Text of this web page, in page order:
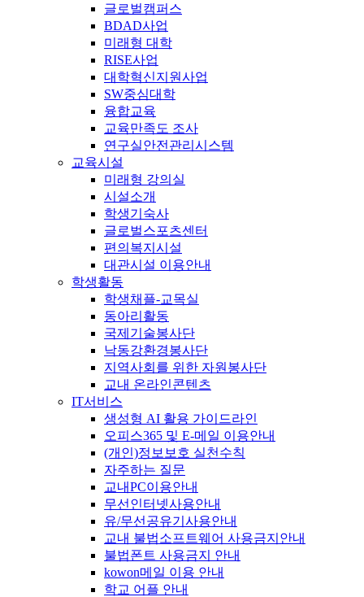
글로벌캠퍼스
BDAD사업
미래형 대학
RISE사업
대학혁신지원사업
SW중심대학
융합교육
교육만족도 조사
연구실안전관리시스템
교육시설
미래형 강의실
시설소개
학생기숙사
글로벌스포츠센터
편의복지시설
대관시설 이용안내
학생활동
학생채플-교목실
동아리활동
국제기술봉사단
낙동강환경봉사단
지역사회를 위한 자원봉사단
교내 온라인콘텐츠
IT서비스
생성형 AI 활용 가이드라인
오피스365 및 E-메일 이용안내
(개인)정보보호 실천수칙
자주하는 질문
교내PC이용안내
무선인터넷사용안내
유/무선공유기사용안내
교내 불법소프트웨어 사용금지안내
불법폰트 사용금지 안내
kowon메일 이용 안내
학교 어플 안내